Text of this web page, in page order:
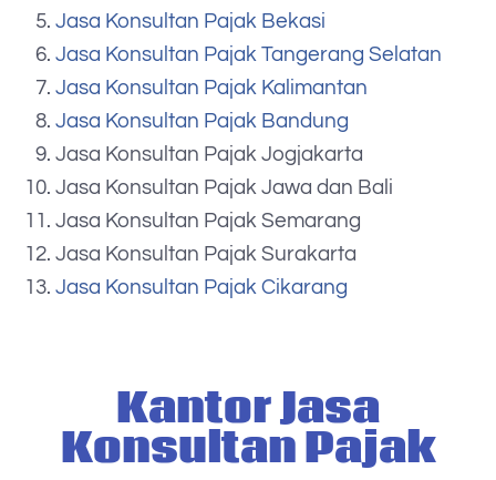
Jasa Konsultan Pajak Bekasi
Jasa Konsultan Pajak Tangerang Selatan
Jasa Konsultan Pajak Kalimantan
Jasa Konsultan Pajak Bandung
Jasa Konsultan Pajak Jogjakarta
Jasa Konsultan Pajak Jawa dan Bali
Jasa Konsultan Pajak Semarang
Jasa Konsultan Pajak Surakarta
Jasa Konsultan Pajak Cikarang
Kantor Jasa
Konsultan Pajak